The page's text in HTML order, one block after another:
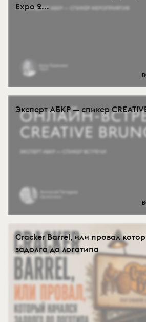
Expo 2...
Эксперт АБКР — спикер
Cracker Barrel, или провал
задолго до логотипа